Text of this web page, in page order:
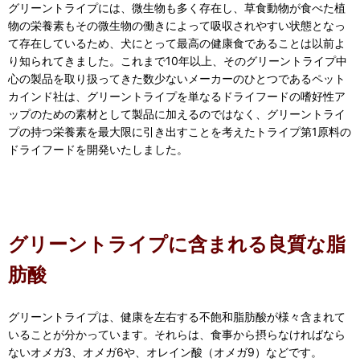
グリーントライプには、微生物も多く存在し、草食動物が食べた植
物の栄養素もその微生物の働きによって吸収されやすい状態となっ
て存在しているため、犬にとって最高の健康食であることは以前よ
り知られてきました。これまで10年以上、そのグリーントライプ中
心の製品を取り扱ってきた数少ないメーカーのひとつであるペット
カインド社は、グリーントライプを単なるドライフードの嗜好性ア
ップのための素材として製品に加えるのではなく、グリーントライ
プの持つ栄養素を最大限に引き出すことを考えたトライプ第1原料の
ドライフードを開発いたしました。
グリーントライプに含まれる良質な脂
肪酸
グリーントライプは、健康を左右する不飽和脂肪酸が様々含まれて
いることが分かっています。それらは、食事から摂らなければなら
ないオメガ3、オメガ6や、オレイン酸（オメガ9）などです。